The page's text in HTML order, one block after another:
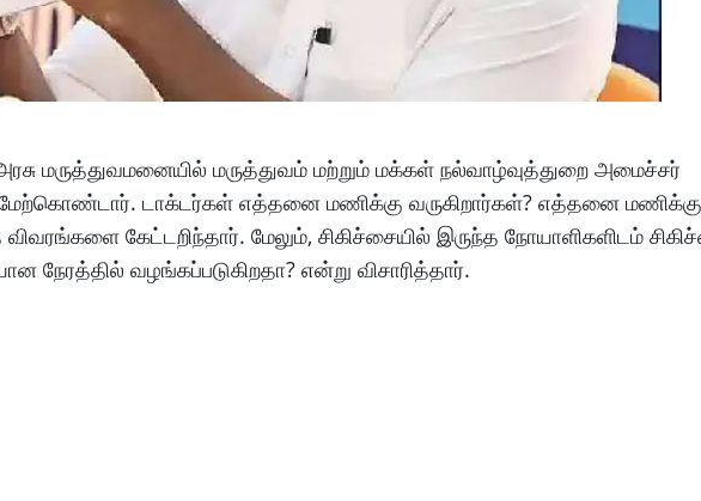
அரசு மருத்துவமனையில் மருத்துவம் மற்றும் மக்கள் நல்வாழ்வுத்துறை அமைச்சர்
மேற்கொண்டார். டாக்டர்கள் எத்தனை மணிக்கு வருகிறார்கள்? எத்தனை
விவரங்களை கேட்டறிந்தார். மேலும், சிகிச்சையில் இருந்த நோயாளிகளிடம்
நேரத்தில் வழங்கப்படுகிறதா? என்று விசாரித்தார்.